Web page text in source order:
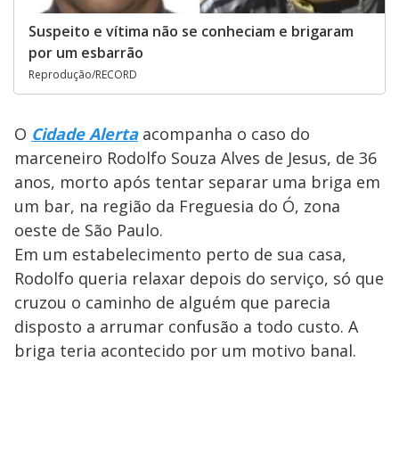
Suspeito e vítima não se conheciam e brigaram
por um esbarrão
Reprodução/RECORD
O Cidade Alertaacompanha o caso do
marceneiro Rodolfo Souza Alves de Jesus, de 36
anos, morto após tentar separar uma briga em
um bar, na região da Freguesia do Ó, zona
oeste de São Paulo.
Em um estabelecimento perto de sua casa,
Rodolfo queria relaxar depois do serviço, só que
cruzou o caminho de alguém que parecia
disposto a arrumar confusão a todo custo. A
briga teria acontecido por um motivo banal.